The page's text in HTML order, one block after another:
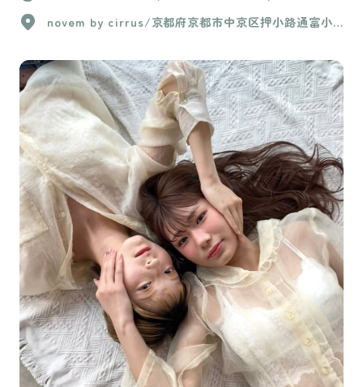
合率が変動》 ＋店販売上10% ＋交通費上限10,000円
ト】 時給1,300円〜 +技術売上歩合＋店販売上10%
【業務委託】 報酬/適格事業者・・・完全歩合45%
非適格事業者・・・完全歩合40%
novem by cirrus/京都府京都市中京区押小路通富小